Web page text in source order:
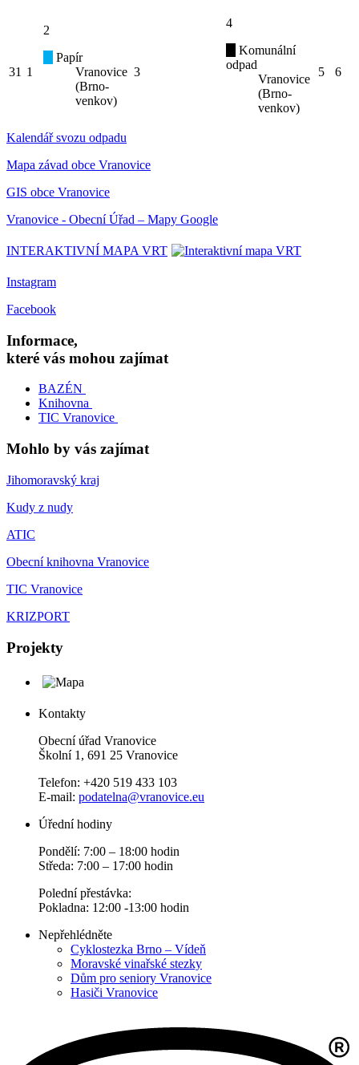
31 1
2
Papír
Vranovice
(Brno-
venkov)
3
4
Komunální
odpad
Vranovice
(Brno-
venkov)
5 6
Kalendář svozu odpadu
Mapa závad obce Vranovice
GIS obce Vranovice
Vranovice - Obecní Úřad – Mapy Google
INTERAKTIVNÍ MAPA VRT
Instagram
Facebook
Informace,
které vás mohou zajímat
BAZÉN
Knihovna
TIC Vranovice
Mohlo by vás zajímat
Jihomoravský kraj
Kudy z nudy
ATIC
Obecní knihovna Vranovice
TIC Vranovice
KRIZPORT
Projekty
Kontakty
Obecní úřad Vranovice
Školní 1, 691 25 Vranovice
Telefon: +420 519 433 103
E-mail: podatelna@vranovice.eu
Úřední hodiny
Pondělí: 7:00 – 18:00 hodin
Středa: 7:00 – 17:00 hodin
Polední přestávka:
Pokladna: 12:00 -13:00 hodin
Nepřehlédněte
Cyklostezka Brno – Vídeň
Moravské vinařské stezky
Dům pro seniory Vranovice
Hasiči Vranovice